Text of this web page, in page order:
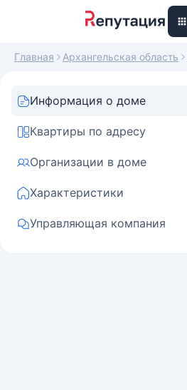
Главная Архангельская область
Информация о доме
Квартиры по адресу
Организации в доме
Характеристики
Управляющая компания